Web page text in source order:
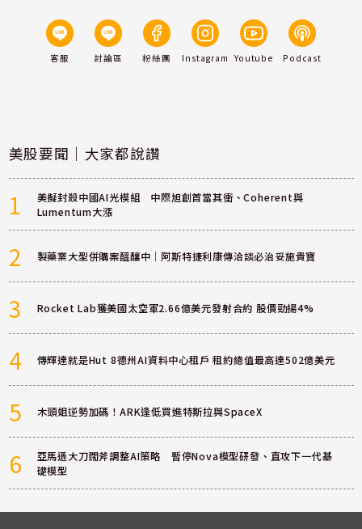
客服 討論區 粉絲團 Instagram Youtube Podcast
美股要聞｜大家都說讚
1
美擬封殺中國AI光模組 中際旭創首當其衝、Coherent與
Lumentum大漲
2 製藥業大型併購案醞釀中｜阿斯特捷利康傳洽談必治妥施貴寶
3 Rocket Lab獲美國太空軍2.66億美元發射合約 股價勁揚4%
4 傳輝達就是Hut 8德州AI資料中心租戶 租約總值最高達502億美元
5 木頭姐逆勢加碼！ARK逢低買進特斯拉與SpaceX
6
亞馬遜大刀闊斧調整AI策略 暫停Nova模型研發、直攻下一代基
礎模型